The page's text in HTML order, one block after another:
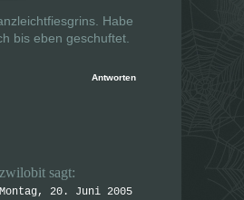
Habe
bis eben geschuftet.
Antworten
zwilobit sagt:
Montag, 20. Juni 2005